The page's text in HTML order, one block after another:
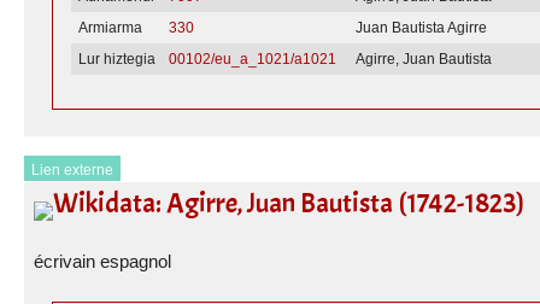
Armiarma
330
Juan Bautista Agirre
Lur hiztegia
00102/eu_a_1021/a1021 Agirre, Juan Bautista
Lien externe
Wikidata: Agirre, Juan Bautista (1742-1823)
écrivain espagnol